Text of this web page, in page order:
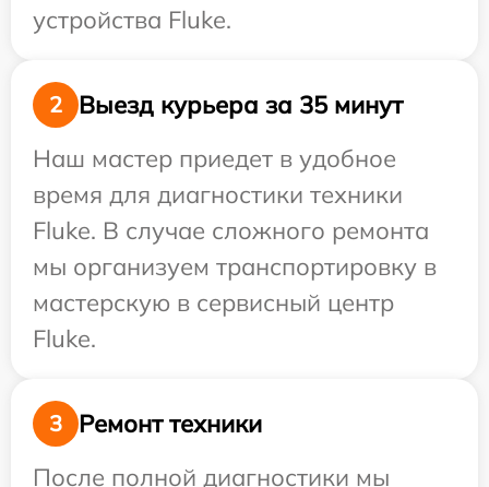
устройства Fluke.
2
Выезд курьера за 35 минут
Наш мастер приедет в удобное
время для диагностики техники
Fluke. В случае сложного ремонта
мы организуем транспортировку в
мастерскую в сервисный центр
Fluke.
3
Ремонт техники
После полной диагностики мы